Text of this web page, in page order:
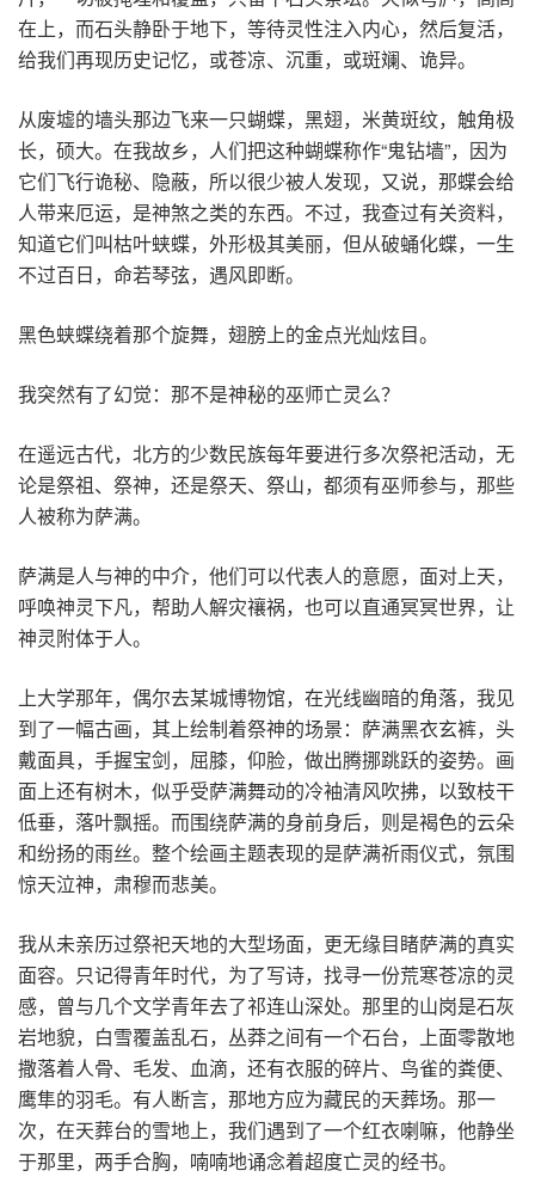
在上，而石头静卧于地下，等待灵性注入内心，然后复活，
给我们再现历史记忆，或苍凉、沉重，或斑斓、诡异。
从废墟的墙头那边飞来一只蝴蝶，黑翅，米黄斑纹，触角极
长，硕大。在我故乡，人们把这种蝴蝶称作“鬼钻墙”，因为
它们飞行诡秘、隐蔽，所以很少被人发现，又说，那蝶会给
人带来厄运，是神煞之类的东西。不过，我查过有关资料，
知道它们叫枯叶蛱蝶，外形极其美丽，但从破蛹化蝶，一生
不过百日，命若琴弦，遇风即断。
黑色蛱蝶绕着那个旋舞，翅膀上的金点光灿炫目。
我突然有了幻觉：那不是神秘的巫师亡灵么？
在遥远古代，北方的少数民族每年要进行多次祭祀活动，无
论是祭祖、祭神，还是祭天、祭山，都须有巫师参与，那些
人被称为萨满。
萨满是人与神的中介，他们可以代表人的意愿，面对上天，
呼唤神灵下凡，帮助人解灾禳祸，也可以直通冥冥世界，让
神灵附体于人。
上大学那年，偶尔去某城博物馆，在光线幽暗的角落，我见
到了一幅古画，其上绘制着祭神的场景：萨满黑衣玄裤，头
戴面具，手握宝剑，屈膝，仰脸，做出腾挪跳跃的姿势。画
面上还有树木，似乎受萨满舞动的冷袖清风吹拂，以致枝干
低垂，落叶飘摇。而围绕萨满的身前身后，则是褐色的云朵
和纷扬的雨丝。整个绘画主题表现的是萨满祈雨仪式，氛围
惊天泣神，肃穆而悲美。
我从未亲历过祭祀天地的大型场面，更无缘目睹萨满的真实
面容。只记得青年时代，为了写诗，找寻一份荒寒苍凉的灵
感，曾与几个文学青年去了祁连山深处。那里的山岗是石灰
岩地貌，白雪覆盖乱石，丛莽之间有一个石台，上面零散地
撒落着人骨、毛发、血滴，还有衣服的碎片、鸟雀的粪便、
鹰隼的羽毛。有人断言，那地方应为藏民的天葬场。那一
次，在天葬台的雪地上，我们遇到了一个红衣喇嘛，他静坐
于那里，两手合胸，喃喃地诵念着超度亡灵的经书。